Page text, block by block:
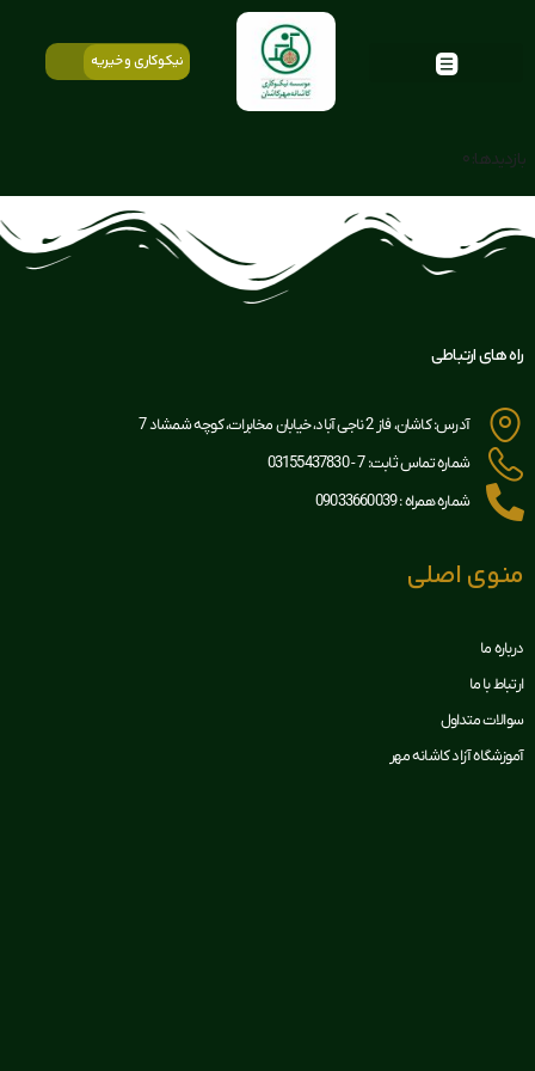
نیکوکاری و خیریه
بازدیدها: 0
راه های ارتباطی
آدرس: کاشان، فاز 2 ناجی آباد، خیابان مخابرات، کوچه شمشاد 7
شماره تماس ثابت: 7 - 03155437830
شماره همراه : 09033660039
منوی اصلی
درباره ما
ارتباط با ما
سوالات متداول
آموزشگاه آزاد کاشانه مهر